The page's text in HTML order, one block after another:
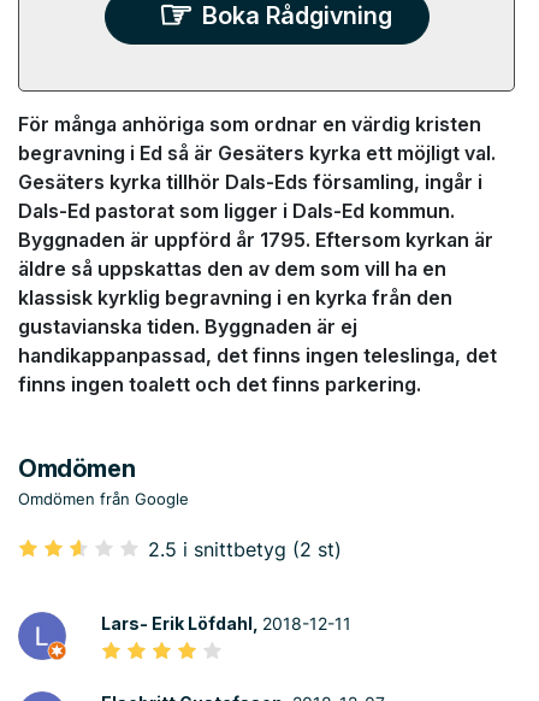
Boka Rådgivning
För många anhöriga som ordnar en värdig kristen
begravning i Ed så är Gesäters kyrka ett möjligt val.
Gesäters kyrka tillhör Dals-Eds församling, ingår i
Dals-Ed pastorat som ligger i Dals-Ed kommun.
Byggnaden är uppförd år 1795. Eftersom kyrkan är
äldre så uppskattas den av dem som vill ha en
klassisk kyrklig begravning i en kyrka från den
gustavianska tiden. Byggnaden är ej
handikappanpassad, det finns ingen teleslinga, det
finns ingen toalett och det finns parkering.
Omdömen
Omdömen från Google
2.5 i snittbetyg (2 st)
Lars- Erik Löfdahl, 2018-12-11